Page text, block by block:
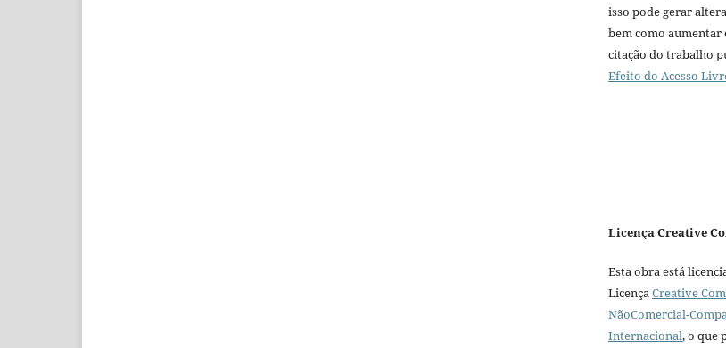
isso pode gerar
bem como aumentar
citação do trabalho
Efeito do Acesso
Licença Creative
Esta obra está
LicençaCreative
NãoComercial-
Internacional, o que